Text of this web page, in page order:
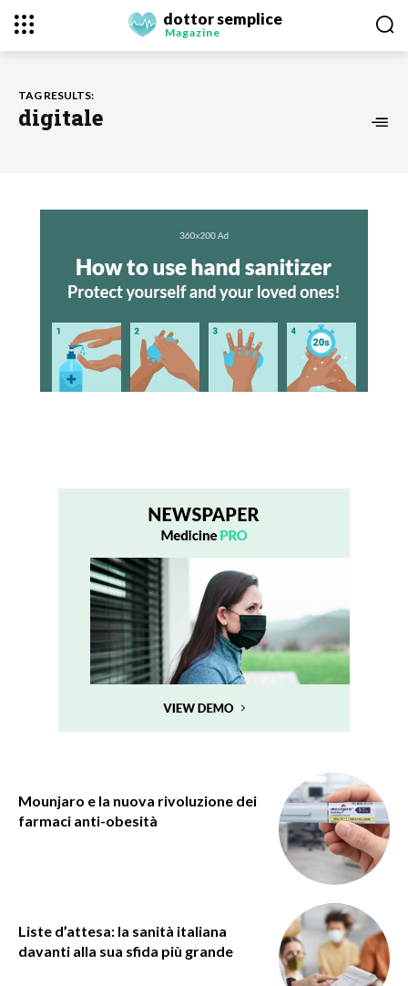
dottor semplice
Magazine
TAG RESULTS:
digitale
Mounjaro e la nuova rivoluzione dei
farmaci anti-obesità
Liste d’attesa: la sanità italiana
davanti alla sua sfida più grande